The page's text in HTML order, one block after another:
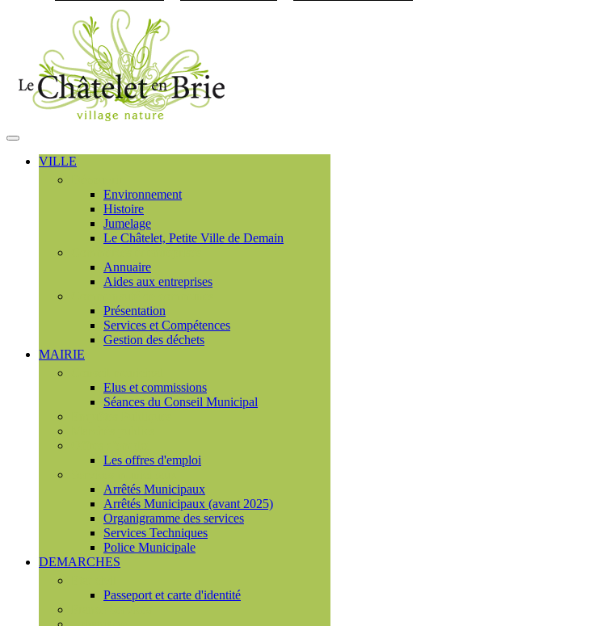
MENU
PRINCIPAL
VILLE
Environnement
Histoire
Jumelage
Le Châtelet, Petite Ville de Demain
Annuaire
Aides aux entreprises
Présentation
Services et Compétences
Gestion des déchets
MAIRIE
Elus et commissions
Séances du Conseil Municipal
Les offres d'emploi
Arrêtés Municipaux
Arrêtés Municipaux (avant 2025)
Organigramme des services
Services Techniques
Police Municipale
DEMARCHES
Passeport et carte d'identité